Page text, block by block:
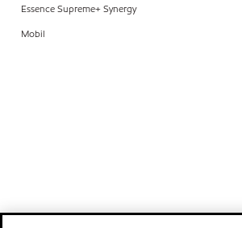
Essence Supreme+ Synergy
Mobil